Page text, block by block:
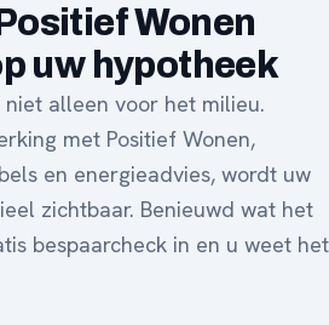
Wonen
uw hypotheek
alleen voor het milieu.
met Positief Wonen,
en energieadvies, wordt uw
zichtbaar. Benieuwd wat het
bespaarcheck in en u weet het